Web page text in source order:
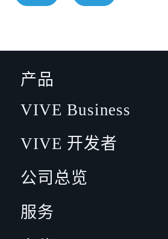
产品
VIVE Business
VIVE 开发者
公司总览
服务